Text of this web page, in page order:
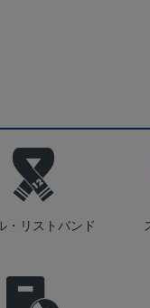
・リストバンド